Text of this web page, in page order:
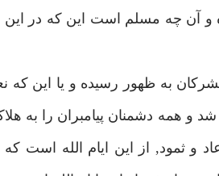
و آن چه مسلم است اين كه در
به ظهور رسيده و يا اين كه
شد و همه دشمنان پيامبران را
و ثمود, از اين ايام الله است